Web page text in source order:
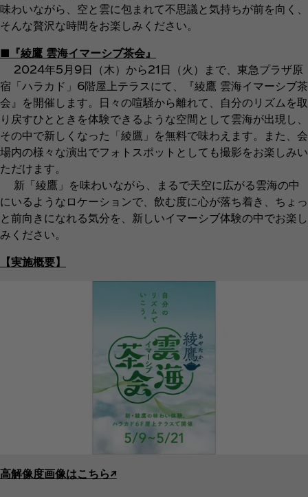
味わいながら、空と雲に包まれて不思議と気持ちが前を向く、
そんな贅沢な時間をお楽しみください。
■『綾鷹 雲海イマーシブ茶会』
2024年5月9日（木）から21日（火）まで、東急プラザ原
宿「ハラカド」6階屋上テラスにて、『綾鷹 雲海イマーシブ茶
会』を開催します。日々の喧騒から離れて、自分のリズムを取
り戻すひとときを体験できるような空間として雲海が出現し、
その中で新しくなった「綾鷹」を無料で味わえます。また、会
場内の様々な演出でフォトスポットとしても撮影をお楽しみい
ただけます。
新「綾鷹」を味わいながら、まるで天空に広がる雲海の中
にいるようなロケーションで、飲む度に心が落ち着き、ちょっ
と前向きになれる気分を、新しいイマーシブ体験の中でお楽し
みください。
【実施概要】
高解像度画像はこちら↗︎